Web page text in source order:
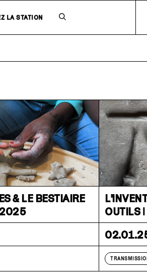
LA STATION
& LE BESTIAIRE
2025